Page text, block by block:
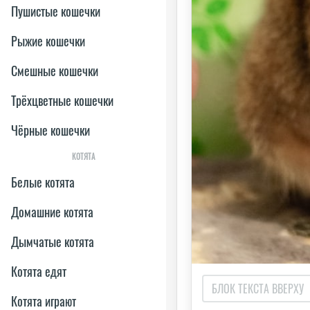
Пушистые кошечки
Рыжие кошечки
Смешные кошечки
Трёхцветные кошечки
Чёрные кошечки
КОТЯТА
Белые котята
Домашние котята
Дымчатые котята
Котята едят
Котята играют